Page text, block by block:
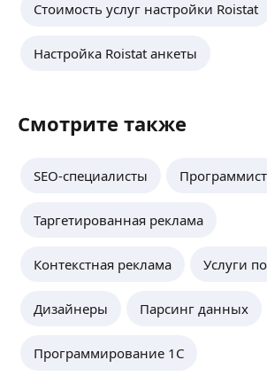
Стоимость услуг настройки Roistat
Настройка Roistat анкеты
Смотрите также
SEO-специалисты
Таргетированная реклама
Контекстная реклама Услуги
Дизайнеры Парсинг данных
Программирование 1С